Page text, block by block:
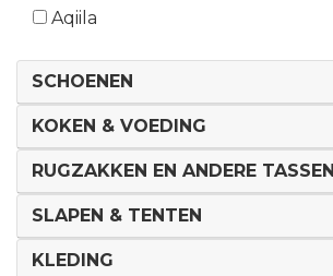
Aqiila
SCHOENEN
KOKEN & VOEDING
RUGZAKKEN EN ANDERE TASSEN
SLAPEN & TENTEN
KLEDING